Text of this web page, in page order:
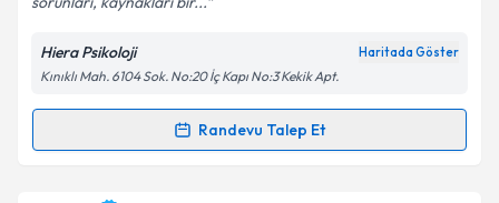
Kişisel verilerimin işlenmesine ilişkin
Aydınlatma
Metni'ni okudum ve kişisel verilerimin belirtilen
kapsamda işlenmesini kabul ediyorum.
Hiera Psikoloji Haritada Göster
Kınıklı Mah. 6104 Sok. No:20 İç Kapı No:3 Kekik Apt.
Randevu Talep Et
Randevu Takvimi Talebi